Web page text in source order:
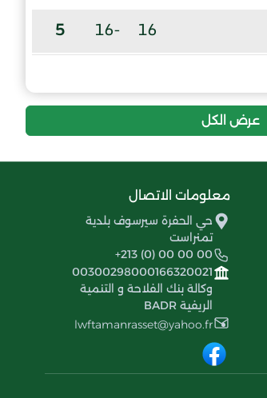
16
-16
5
عرض الكل
معلومات الاتصال
حي الحفرة سيرسوف بلدية
تمنراست
+213 (0) 00 00 00
00300298000166320021
وكالة بنك الفلاحة و التنمية
الريفية BADR
lwftamanrasset@yahoo.fr